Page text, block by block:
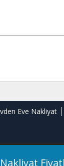
Eve Nakliyat